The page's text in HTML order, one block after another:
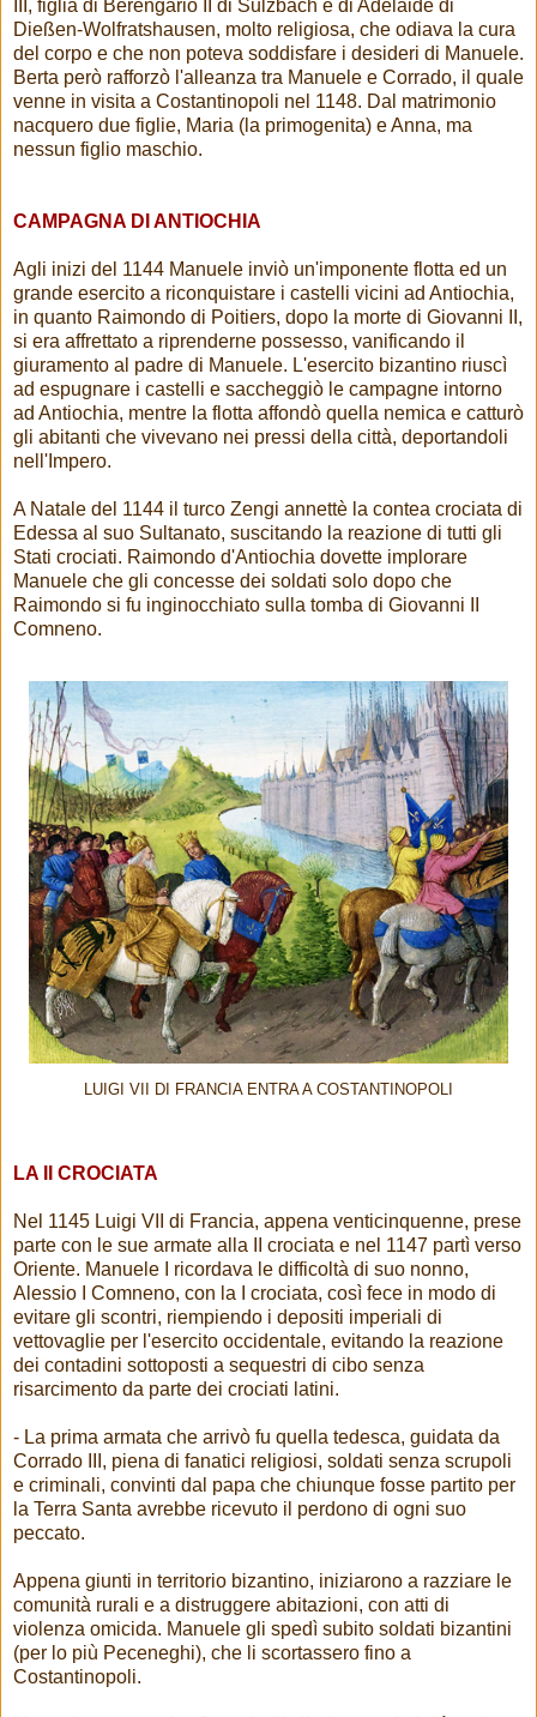
III, figlia di Berengario II di Sulzbach e di Adelaide di
Dießen-Wolfratshausen, molto religiosa, che odiava la cura
del corpo e che non poteva soddisfare i desideri di Manuele.
Berta però rafforzò l'alleanza tra Manuele e Corrado, il quale
venne in visita a Costantinopoli nel 1148. Dal matrimonio
nacquero due figlie, Maria (la primogenita) e Anna, ma
nessun figlio maschio.
CAMPAGNA DI ANTIOCHIA
Agli inizi del 1144 Manuele inviò un'imponente flotta ed un
grande esercito a riconquistare i castelli vicini ad Antiochia,
in quanto Raimondo di Poitiers, dopo la morte di Giovanni II,
si era affrettato a riprenderne possesso, vanificando il
giuramento al padre di Manuele. L'esercito bizantino riuscì
ad espugnare i castelli e saccheggiò le campagne intorno
ad Antiochia, mentre la flotta affondò quella nemica e catturò
gli abitanti che vivevano nei pressi della città, deportandoli
nell'Impero.
A Natale del 1144 il turco Zengi annettè la contea crociata di
Edessa al suo Sultanato, suscitando la reazione di tutti gli
Stati crociati. Raimondo d'Antiochia dovette implorare
Manuele che gli concesse dei soldati solo dopo che
Raimondo si fu inginocchiato sulla tomba di Giovanni II
Comneno.
LUIGI VII DI FRANCIA ENTRA A COSTANTINOPOLI
LA II CROCIATA
Nel 1145 Luigi VII di Francia, appena venticinquenne, prese
parte con le sue armate alla II crociata e nel 1147 partì verso
Oriente. Manuele I ricordava le difficoltà di suo nonno,
Alessio I Comneno, con la I crociata, così fece in modo di
evitare gli scontri, riempiendo i depositi imperiali di
vettovaglie per l'esercito occidentale, evitando la reazione
dei contadini sottoposti a sequestri di cibo senza
risarcimento da parte dei crociati latini.
- La prima armata che arrivò fu quella tedesca, guidata da
Corrado III, piena di fanatici religiosi, soldati senza scrupoli
e criminali, convinti dal papa che chiunque fosse partito per
la Terra Santa avrebbe ricevuto il perdono di ogni suo
peccato.
Appena giunti in territorio bizantino, iniziarono a razziare le
comunità rurali e a distruggere abitazioni, con atti di
violenza omicida. Manuele gli spedì subito soldati bizantini
(per lo più Peceneghi), che li scortassero fino a
Costantinopoli.